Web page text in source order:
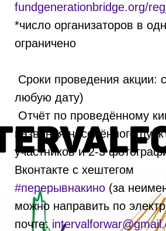
fundgenerationbridge.org/
*число организаторов в
ограничено
Сроки проведения акции:
любую дату)
Отчёт по проведённому
названия населённого
участников и 2-3
Вконтакте с хештегом
#перерывнакино (за
можно направить по
почте: